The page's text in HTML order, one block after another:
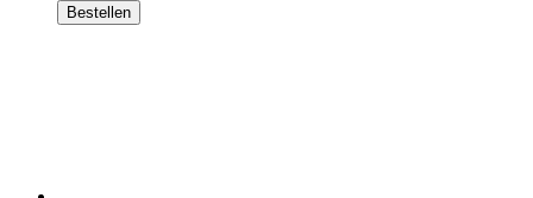
Bestellen